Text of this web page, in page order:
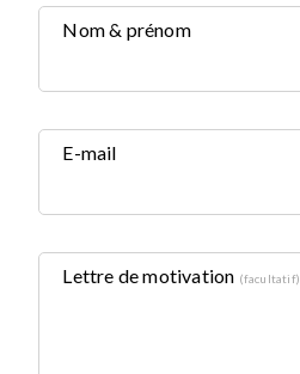
Nom & prénom
E-mail
Lettre de motivation (facultatif)